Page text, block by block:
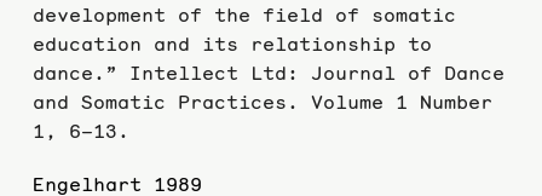
development of the field of somatic
education and its relationship to
dance.” Intellect Ltd: Journal of Dance
and Somatic Practices. Volume 1 Number
1, 6–13.
Engelhart 1989